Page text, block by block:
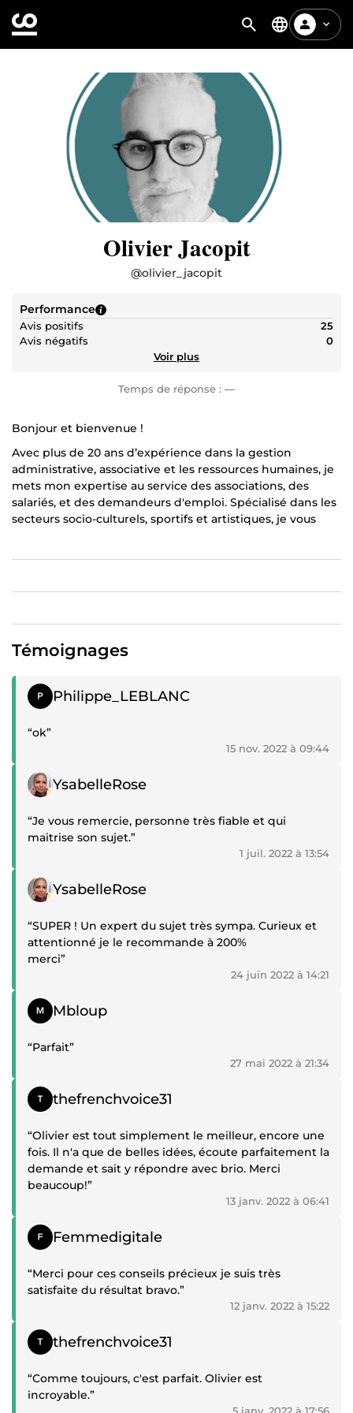
Olivier Jacopit
@olivier_jacopit
Performance
Avis positifs
25
Avis négatifs
0
Voir plus
Temps de réponse : —
Bonjour et bienvenue !
Avec plus de 20 ans d’expérience dans la gestion
administrative, associative et les ressources humaines, je
mets mon expertise au service des associations, des
salariés, et des demandeurs d'emploi. Spécialisé dans les
secteurs socio-culturels, sportifs et artistiques, je vous
Aide à la rédaction et relecture des statuts,
conseils stratégiques et mise en place d’outils de
gestion adaptés.
approfondie et recommandations pour vous
démarquer dans vos recherches d'emploi.
Formé en gestion d'association et titulaire d’un titre
professionnel de formateur pour adultes, je me distingue
par une écoute active et bienveillante, avec l’objectif de
vous offrir des solutions sur-mesure, adaptées à vos
besoins spécifiques.
Vous avez une question ou une demande particulière ?
Contactez-moi dès maintenant pour discuter de votre
Témoignages
Témoignage positif
Philippe_LEBLANC
“ok”
15 nov. 2022 à 09:44
Témoignage positif
YsabelleRose
“Je vous remercie, personne très fiable et qui
maitrise son sujet.”
1 juil. 2022 à 13:54
Témoignage positif
YsabelleRose
“SUPER ! Un expert du sujet très sympa. Curieux et
attentionné je le recommande à 200%
merci”
24 juin 2022 à 14:21
Témoignage positif
Mbloup
“Parfait”
27 mai 2022 à 21:34
Témoignage positif
thefrenchvoice31
“Olivier est tout simplement le meilleur, encore une
fois. Il n'a que de belles idées, écoute parfaitement la
demande et sait y répondre avec brio. Merci
beaucoup!”
13 janv. 2022 à 06:41
Témoignage positif
Femmedigitale
“Merci pour ces conseils précieux je suis très
satisfaite du résultat bravo.”
12 janv. 2022 à 15:22
Témoignage positif
thefrenchvoice31
“Comme toujours, c'est parfait. Olivier est
incroyable.”